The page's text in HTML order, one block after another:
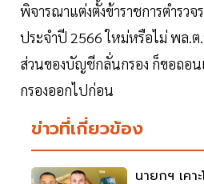
พิจารณาแต่งตั้งข้าราชการตำรว
ประจำปี 2566 ใหม่หรือไม่ พล.ต
ส่วนของบัญชีกลั่นกรอง ก็ขอถอ
กรองออกไปก่อน
ข่าวที่เกี่ยวข้อง
นายกฯ เคา